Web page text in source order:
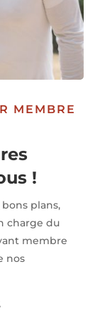
MEMBRE
!
plans,
charge du
membre
nos